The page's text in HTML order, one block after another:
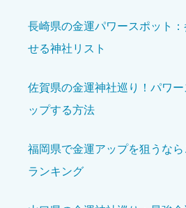
星の数をお選びください
長崎県の金運パワースポット
せる神社リスト
佐賀県の金運神社巡り！パワ
ップする方法
福岡県で金運アップを狙うな
ランキング